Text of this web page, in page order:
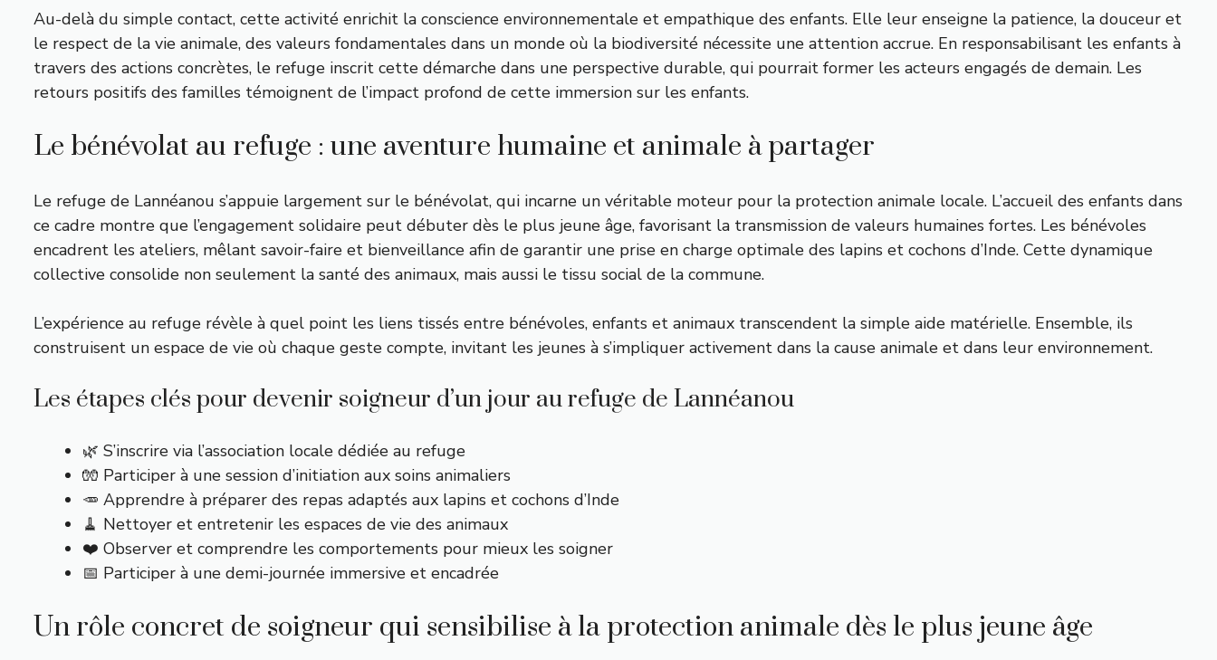
Au-delà du simple contact, cette activité enrichit la conscience environnementale et empathique des enfants. Elle leur enseigne la patience, la douceur et
le respect de la vie animale, des valeurs fondamentales dans un monde où la biodiversité nécessite une attention accrue. En responsabilisant les enfants à
travers des actions concrètes, le refuge inscrit cette démarche dans une perspective durable, qui pourrait former les acteurs engagés de demain. Les
retours positifs des familles témoignent de l’impact profond de cette immersion sur les enfants.
Le bénévolat au refuge : une aventure humaine et animale à partager
Le refuge de Lannéanou s’appuie largement sur le bénévolat, qui incarne un véritable moteur pour la protection animale locale. L’accueil des enfants dans
ce cadre montre que l’engagement solidaire peut débuter dès le plus jeune âge, favorisant la transmission de valeurs humaines fortes. Les bénévoles
encadrent les ateliers, mêlant savoir-faire et bienveillance afin de garantir une prise en charge optimale des lapins et cochons d’Inde. Cette dynamique
collective consolide non seulement la santé des animaux, mais aussi le tissu social de la commune.
L’expérience au refuge révèle à quel point les liens tissés entre bénévoles, enfants et animaux transcendent la simple aide matérielle. Ensemble, ils
construisent un espace de vie où chaque geste compte, invitant les jeunes à s’impliquer activement dans la cause animale et dans leur environnement.
Les étapes clés pour devenir soigneur d’un jour au refuge de Lannéanou
🌿 S’inscrire via l’association locale dédiée au refuge
🧤 Participer à une session d’initiation aux soins animaliers
🥕 Apprendre à préparer des repas adaptés aux lapins et cochons d’Inde
🧹 Nettoyer et entretenir les espaces de vie des animaux
❤️ Observer et comprendre les comportements pour mieux les soigner
📅 Participer à une demi-journée immersive et encadrée
Un rôle concret de soigneur qui sensibilise à la protection animale dès le plus jeune âge